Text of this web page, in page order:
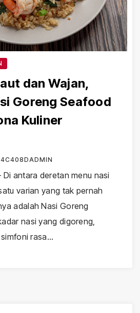
dan Wajan,
Goreng Seafood
Kuliner
4C408DADMIN
antara deretan menu nasi
varian yang tak pernah
adalah Nasi Goreng
nasi yang digoreng,
rasa…